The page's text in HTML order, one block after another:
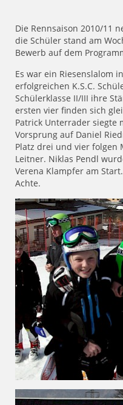
Die Rennsaison 2010/11
die Schüler stand am
Bewerb auf dem
Es war ein Riesenslalom
erfolgreichen K.S.C.
Schülerklasse II/III ihre
ersten vier finden sich
Patrick Unterrader siegte
Vorsprung auf Daniel
Platz drei und vier folgen
Leitner. Niklas Pendl
Verena Klampfer am
Achte.